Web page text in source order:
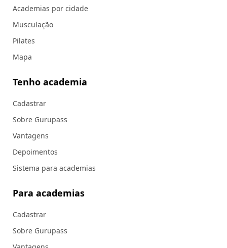
Academias por cidade
Musculação
Pilates
Mapa
Tenho academia
Cadastrar
Sobre Gurupass
Vantagens
Depoimentos
Sistema para academias
Para academias
Cadastrar
Sobre Gurupass